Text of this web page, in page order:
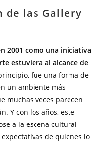
de las Gallery
2001 como una iniciativa
estuviera al alcance de
fue una forma de
un ambiente más
muchas veces parecen
Y con los años, este
a la escena cultural
de quienes lo